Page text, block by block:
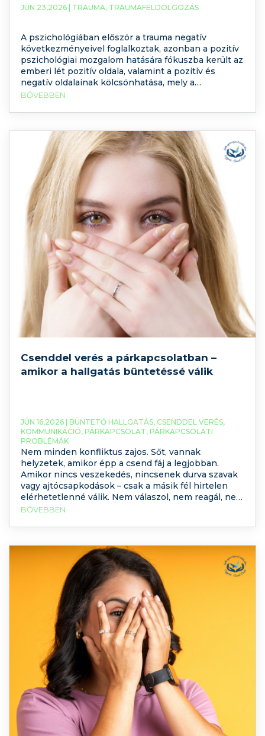
JÚN 23,2026 | TRAUMA, TRAUMAFELDOLGOZÁS
A pszichológiában először a trauma negatív
következményeivel foglalkoztak, azonban a pozitív
pszichológiai mozgalom hatására fókuszba került az
emberi lét pozitív oldala, valamint a pozitív és
negatív oldalainak kölcsönhatása, mely a
traumakutatást is befolyásolta. Ennek
pozitív hatásaival is. Poszttraumás reakciók A
megértése érdekében megpróbálták
BŐVEBBEN
Csenddel verés a párkapcsolatban –
amikor a hallgatás büntetéssé válik
JÚN 16,2026 | BÜNTETŐ HALLGATÁS, CSENDDEL VERÉS,
KOMMUNIKÁCIÓ, PÁRKAPCSOLAT, PÁRKAPCSOLATI
PROBLÉMÁK
Nem minden konfliktus zajos. Sőt, vannak
helyzetek, amikor épp a csend fáj a legjobban.
Amikor nincs veszekedés, nincsenek durva szavak
vagy ajtócsapkodások – csak a másik fél hirtelen
elérhetetlenné válik. Nem válaszol, nem reagál, nem
néz rád ugyanúgy. Mintha egyik pillanatról a másikra
BŐVEBBEN